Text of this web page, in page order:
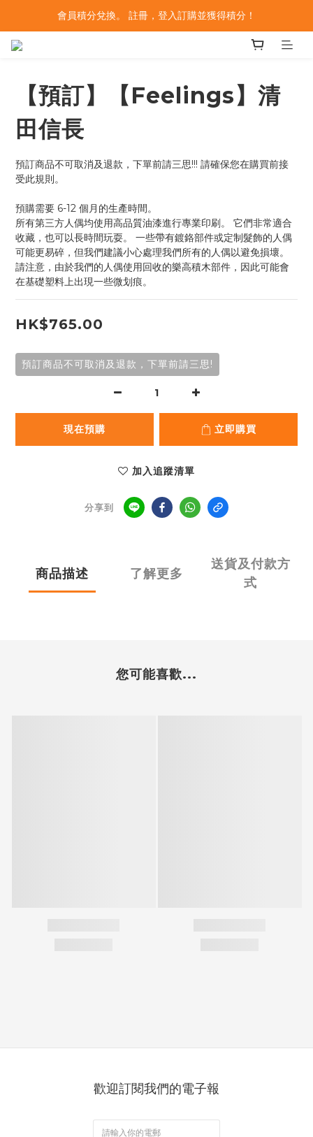
會員積分兌換。 註冊，登入訂購並獲得積分！
【預訂】【Feelings】清
田信長
預訂商品不可取消及退款，下單前請三思!!! 請確保您在購買前接
受此規則。
預購需要 6-12 個月的生產時間。
所有第三方人偶均使用高品質油漆進行專業印刷。 它們非常適合
收藏，也可以長時間玩耍。 一些帶有鍍鉻部件或定制髮飾的人偶
可能更易碎，但我們建議小心處理我們所有的人偶以避免損壞。
請注意，由於我們的人偶使用回收的樂高積木部件，因此可能會
在基礎塑料上出現一些微划痕。
HK$765.00
預訂商品不可取消及退款，下單前請三思!
現在預購 立即購買
加入追蹤清單
分享到
商品描述 了解更多
送貨及付款方
式
您可能喜歡...
歡迎訂閱我們的電子報